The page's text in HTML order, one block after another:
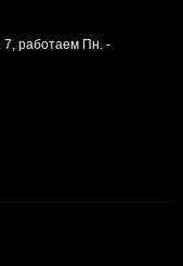
7, работаем Пн. -